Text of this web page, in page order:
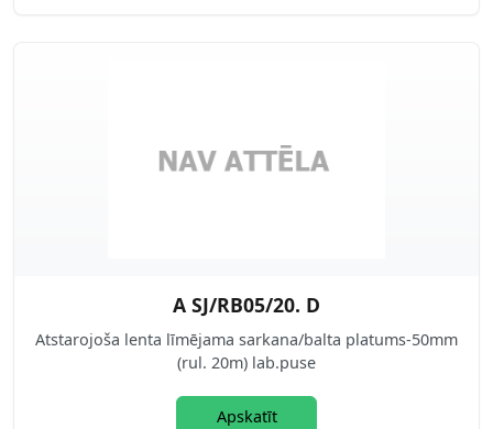
A SJ/RB05/20. D
Atstarojoša lenta līmējama sarkana/balta platums-50mm
(rul. 20m) lab.puse
Apskatīt